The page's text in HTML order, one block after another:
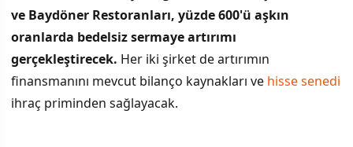
ve Baydöner Restoranları, yüzde 600'ü aşkın
oranlarda bedelsiz sermaye artırımı
gerçekleştirecek. Her iki şirket de artırımın
finansmanını mevcut bilanço kaynakları ve hisse senedi
ihraç priminden sağlayacak.